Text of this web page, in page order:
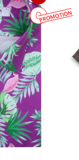
PROMOTION